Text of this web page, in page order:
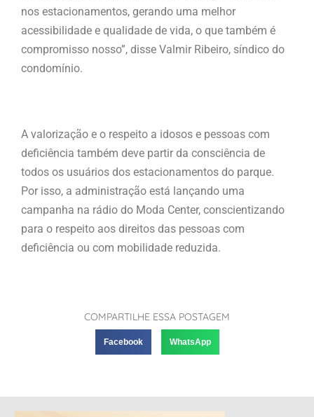
nos estacionamentos, gerando uma melhor
acessibilidade e qualidade de vida, o que também é
compromisso nosso”, disse Valmir Ribeiro, síndico do
condomínio.
A valorização e o respeito a idosos e pessoas com
deficiência também deve partir da consciência de
todos os usuários dos estacionamentos do parque.
Por isso, a administração está lançando uma
campanha na rádio do Moda Center, conscientizando
para o respeito aos direitos das pessoas com
deficiência ou com mobilidade reduzida.
COMPARTILHE ESSA POSTAGEM
Facebook WhatsApp